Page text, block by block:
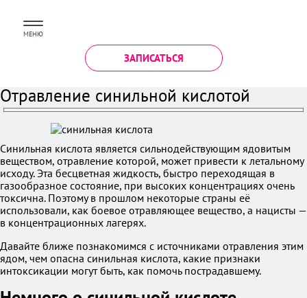
МЕНЮ
ЗАПИСАТЬСЯ
Отравление синильной кислотой
Синильная кислота является сильнодействующим ядовитым
веществом, отравление которой, может привести к летальному
исходу. Эта бесцветная жидкость, быстро переходящая в
газообразное состояние, при высоких концентрациях очень
токсична. Поэтому в прошлом некоторые страны её
использовали, как боевое отравляющее вещество, а нацисты —
в концентрационных лагерях.
Давайте ближе познакомимся с источниками отравления этим
ядом, чем опасна синильная кислота, какие признаки
интоксикации могут быть, как помочь пострадавшему.